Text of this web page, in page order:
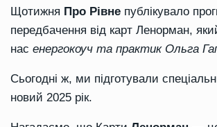
Щотижня Про Рівне публікувало
передбачення від карт Ленорман,
нас енергокоуч та практик Ольга
Сьогодні ж, ми підготували
новий 2025 рік.